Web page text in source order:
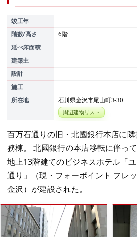
竣工年
階数/高さ
6階
延べ床面積
建築主
設計
施工
所在地
石川県金沢市尾山町3-30
周辺建物リスト
百万石通りの旧・北國銀行本店に
務棟。 北國銀行の本店移転に伴っ
地上13階建てのビジネスホテル「
通り」（現・フォーポイント フレ
金沢）が建設された。